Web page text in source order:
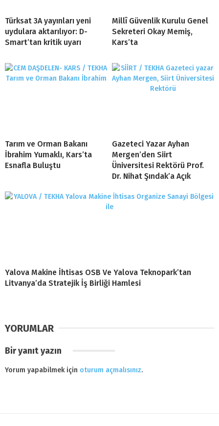
Türksat 3A yayınları yeni
uydulara aktarılıyor: D-
Smart’tan kritik uyarı
Millî Güvenlik Kurulu Genel
Sekreteri Okay Memiş,
Kars’ta
Tarım ve Orman Bakanı
İbrahim Yumaklı, Kars’ta
Esnafla Buluştu
Gazeteci Yazar Ayhan
Mergen’den Siirt
Üniversitesi Rektörü Prof.
Dr. Nihat Şındak’a Açık
Yalova Makine İhtisas OSB Ve Yalova Teknopark’tan
Litvanya’da Stratejik İş Birliği Hamlesi
YORUMLAR
Bir yanıt yazın
Yorum yapabilmek için oturum açmalısınız.